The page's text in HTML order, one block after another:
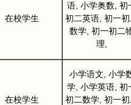
在校学生
语, 小学奥数, 初
初二英语, 初一
数学, 初一初二
理,
在校学生
小学语文, 小学
学, 小学英语, 初
初二数学, 初一